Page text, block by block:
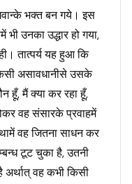
भक्त बन गये। इस
उनका उद्धार हो गया,
तात्पर्य यह हुआ कि
असावधानीसे उसके
मैं क्या कर रहा हूँ,
वह संसारके प्रवाहमें
वह जितना साधन कर
टूट चुका है, उतनी
वह कभी किसी